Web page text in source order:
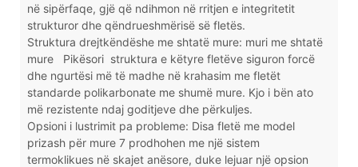
në sipërfaqe, gjë që ndihmon në rritjen e integritetit
strukturor dhe qëndrueshmërisë së fletës.
Struktura drejtkëndëshe me shtatë mure: muri me shtatë
mure
Pikësori struktura e këtyre fletëve siguron forcë
dhe ngurtësi më të madhe në krahasim me fletët
standarde polikarbonate me shumë mure. Kjo i bën ato
më rezistente ndaj goditjeve dhe përkuljes.
Opsioni i lustrimit pa probleme: Disa fletë me model
prizash për mure 7 prodhohen me një sistem
termoklikues në skajet anësore, duke lejuar një opsion